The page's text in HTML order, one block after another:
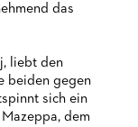
das
liebt den
beiden gegen
sich ein
dem